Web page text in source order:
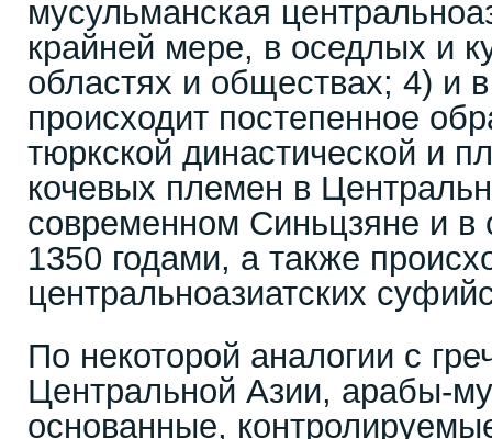
мусульманская
крайней мере, в оседлых и
областях и обществах; 4) и
происходит постепенное
тюркской династической и
кочевых племен в
современном Синьцзяне и в
1350 годами, а также
центральноазиатских
По некоторой аналогии с
Центральной Азии, арабы-
основанные,